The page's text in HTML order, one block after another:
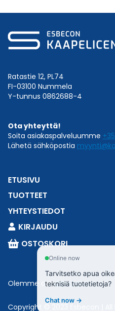
Ratastie 12, PL74
FI-03100 Nummela
Y-tunnus 0862688-4
Ota yhteyttä!
Soita asiakaspalveluumme
Lähetä sähköpostia
ETUSIVU
TUOTTEET
YHTEYSTIEDOT
KIRJAUDU
OSTOSKORI
Olemme osaEsbeconia.
Copyright © 2023 Esbecon | All
Online now
Tarvitsetko apua
teknisiä tuotetietoja?
Chat now →